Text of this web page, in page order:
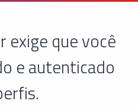
exige que você
e autenticado